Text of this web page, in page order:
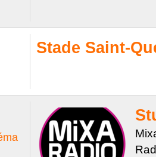
Stade Saint-